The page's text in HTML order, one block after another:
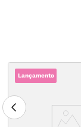
Lançamento